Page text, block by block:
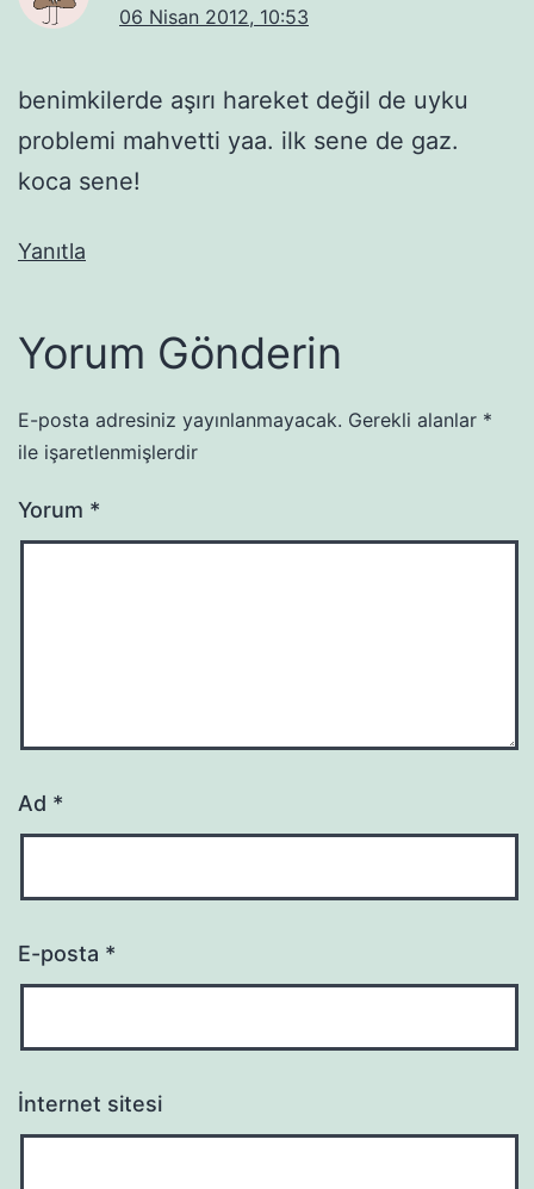
06 Nisan 2012, 10:53
benimkilerde aşırı hareket değil de uyku
problemi mahvetti yaa. ilk sene de gaz.
koca sene!
Yanıtla
Yorum Gönderin
E-posta adresiniz yayınlanmayacak. Gerekli alanlar *
ile işaretlenmişlerdir
Yorum *
Ad *
E-posta *
İnternet sitesi